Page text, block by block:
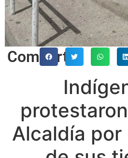
Comparte
Alcaldía por